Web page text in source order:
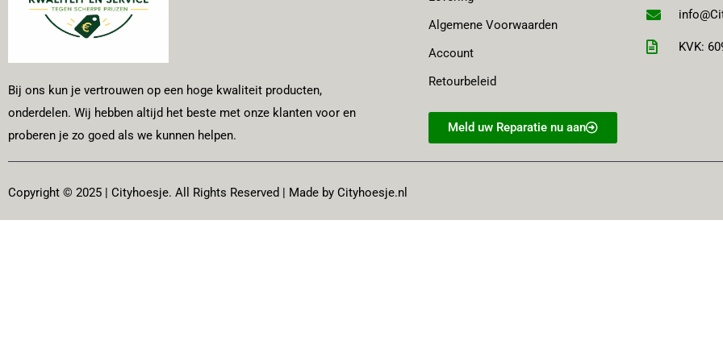
Bij ons kun je vertrouwen op een hoge kwaliteit producten,
onderdelen. Wij hebben altijd het beste met onze klanten voor en
proberen je zo goed als we kunnen helpen.
Algemene Voorwaarden
Account
Retourbeleid
Meld uw Reparatie nu aan
KVK:
Copyright © 2025 | Cityhoesje. All Rights Reserved | Made by Cityhoesje.nl